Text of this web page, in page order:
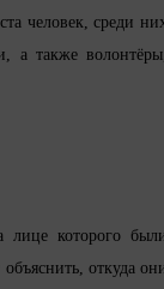
человек, среди
а также
лице которого
откуда